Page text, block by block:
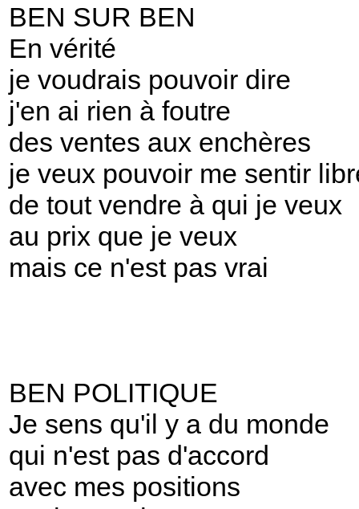
BEN SUR BEN
En vérité
je voudrais pouvoir dire
j'en ai rien à foutre
des ventes aux enchères
je veux pouvoir me sentir
de tout vendre à qui je veux
au prix que je veux
mais ce n'est pas vrai
BEN POLITIQUE
Je sens qu'il y a du monde
qui n'est pas d'accord
avec mes positions